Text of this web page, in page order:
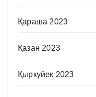
Қараша 2023
Қазан 2023
Қыркүйек 2023